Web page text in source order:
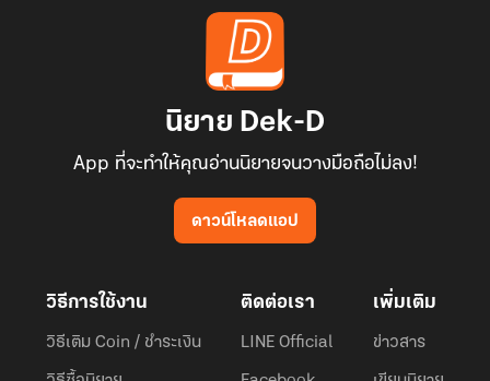
นิยาย Dek-D
App ที่จะทำให้คุณอ่านนิยายจนวางมือถือไม่ลง!
ดาวน์โหลดแอป
วิธีการใช้งาน
วิธีเติม Coin / ชำระเงิน
ติดต่อเรา
LINE Official
เพิ่มเติม
ข่าวสาร